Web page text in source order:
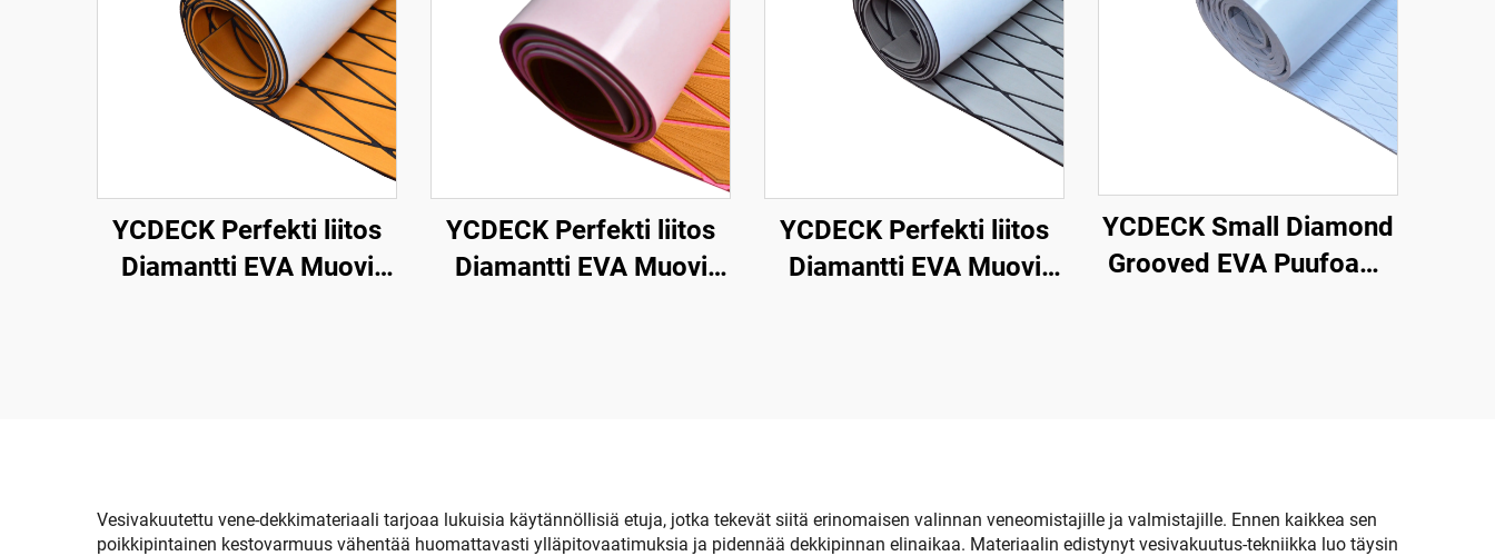
YCDECK Perfekti liitos
Diamantti EVA Muovi
YCDECK Perfekti liitos
Diamantti EVA Muovi
YCDECK Perfekti liitos
Diamantti EVA Muovi
YCDECK Small Diamond
Grooved EVA Puufoami
Vesivakuutettu vene-dekkimateriaali tarjoaa lukuisia käytännöllisiä etuja, jotka tekevät siitä erinomaisen valinnan veneomistajille ja valmistajille. Ennen kaikkea sen
poikkipintainen kestovarmuus vähentää huomattavasti ylläpitovaatimuksia ja pidennää dekkipinnan elinaikaa. Materiaalin edistynyt vesivakuutus-tekniikka luo täysin